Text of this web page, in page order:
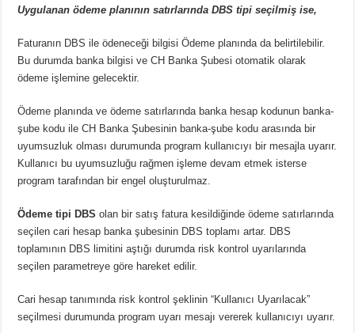
Uygulanan ödeme planının satırlarında DBS tipi seçilmiş ise,
Faturanın DBS ile ödeneceği bilgisi Ödeme planında da belirtilebilir.
Bu durumda banka bilgisi ve CH Banka Şubesi otomatik olarak
ödeme işlemine gelecektir.
Ödeme planında ve ödeme satırlarında banka hesap kodunun banka-
şube kodu ile CH Banka Şubesinin banka-şube kodu arasında bir
uyumsuzluk olması durumunda program kullanıcıyı bir mesajla uyarır.
Kullanıcı bu uyumsuzluğu rağmen işleme devam etmek isterse
program tarafından bir engel oluşturulmaz.
Ödeme tipi DBS olan bir satış fatura kesildiğinde ödeme satırlarında
seçilen cari hesap banka şubesinin DBS toplamı artar. DBS
toplamının DBS limitini aştığı durumda risk kontrol uyarılarında
seçilen parametreye göre hareket edilir.
Cari hesap tanımında risk kontrol şeklinin “Kullanıcı Uyarılacak”
seçilmesi durumunda program uyarı mesajı vererek kullanıcıyı uyarır.